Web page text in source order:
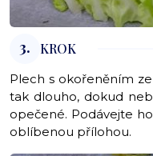
3. KROK
Plech s okořeněním
tak dlouho, dokud
opečené. Podávejte
oblíbenou přílohou.